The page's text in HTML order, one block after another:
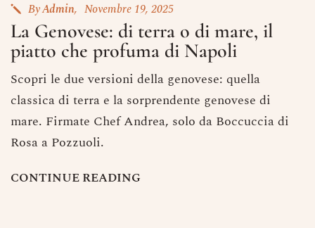
ByAdmin Novembre 19, 2025
La Genovese: di terra o di mare, il
piatto che profuma di Napoli
Scopri le due versioni della genovese: quella
classica di terra e la sorprendente genovese di
mare. Firmate Chef Andrea, solo da Boccuccia di
Rosa a Pozzuoli.
CONTINUEREADING
Prenota un Tavolo